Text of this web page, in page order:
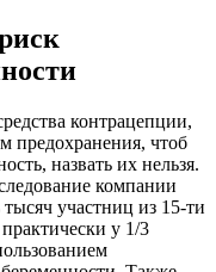
контрацепции,
предохранения, чтоб
назвать их нельзя.
компании
участниц из 15-ти
у 1/3